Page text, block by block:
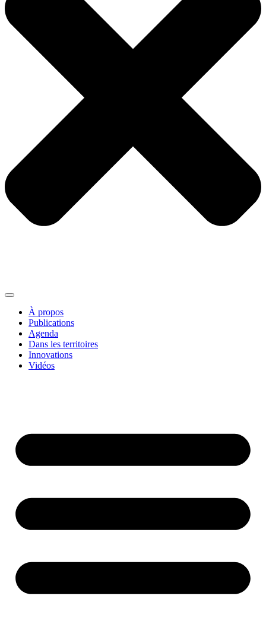
À propos
Publications
Agenda
Dans les territoires
Innovations
Vidéos